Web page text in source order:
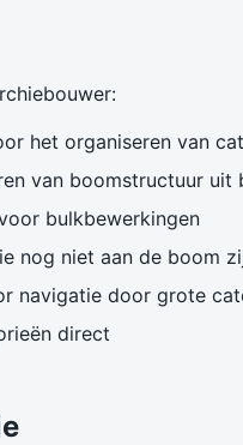
het organiseren van
van boomstructuur uit
bulkbewerkingen
nog niet aan de boom
navigatie door grote
direct